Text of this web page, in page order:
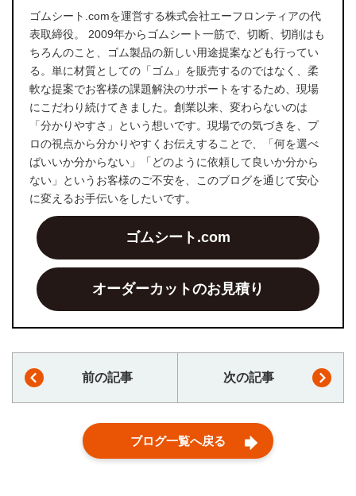
ゴムシート.comを運営する株式会社エーフロンティアの代
表取締役。 2009年からゴムシート一筋で、切断、切削はも
ちろんのこと、ゴム製品の新しい用途提案なども行ってい
る。単に材質としての「ゴム」を販売するのではなく、柔
軟な提案でお客様の課題解決のサポートをするため、現場
にこだわり続けてきました。創業以来、変わらないのは
「分かりやすさ」という想いです。現場での気づきを、プ
ロの視点から分かりやすくお伝えすることで、「何を選べ
ばいいか分からない」「どのように依頼して良いか分から
ない」というお客様のご不安を、このブログを通じて安心
に変えるお手伝いをしたいです。
ゴムシート.com
オーダーカットのお見積り
前の記事 次の記事
ブログ一覧へ戻る